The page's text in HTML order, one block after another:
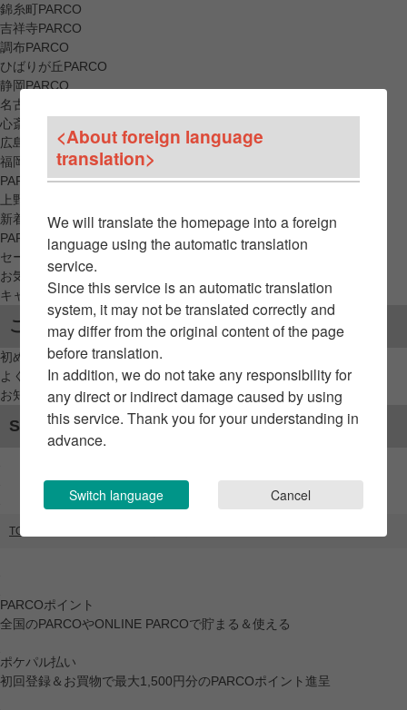
錦糸町PARCO
吉祥寺PARCO
調布PARCO
ひばりが丘PARCO
静岡PARCO
名古屋PARCO
心斎橋PARCO
広島PARCO
福岡PARCO
PARCO_ya
上野
新着アイテムから探す
PARCO限定アイテムから探す
セールアイテムから探す
お気に入りから探す
キャンペーン/クーポン対象から探す
ご利用案内
初めてのお客様へ
よくあるご質問 / お問い合わせ
お知らせ
SNSアカウント
TOP
PARCOポイント
全国のPARCOやONLINE PARCOで貯まる＆使える
ポケパル払い
初回登録＆お買物で最大1,500円分のPARCOポイント進呈
<About foreign language
translation>
We will translate the homepage into a foreign
language using the automatic translation
service.
Since this service is an automatic translation
system, it may not be translated correctly and
may differ from the original content of the page
before translation.
In addition, we do not take any responsibility for
any direct or indirect damage caused by using
this service. Thank you for your understanding in
advance.
Switch language Cancel